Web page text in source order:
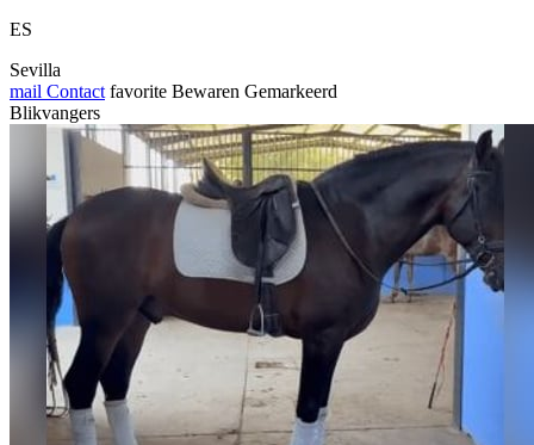
ES
Sevilla
mail Contact favorite Bewaren Gemarkeerd
Blikvangers